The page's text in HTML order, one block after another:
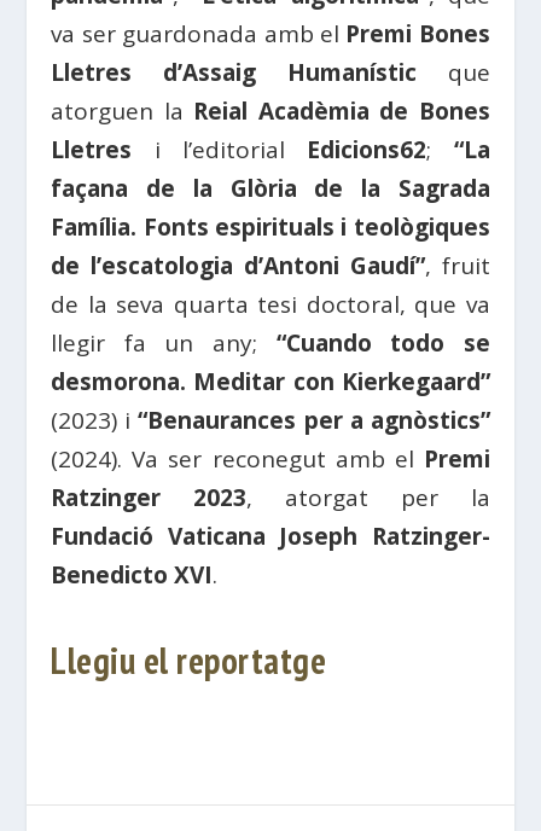
va ser guardonada amb el Premi Bones
Lletres d’Assaig Humanístic que
atorguen la Reial Acadèmia de Bones
Lletres i l’editorial Edicions62; “La
façana de la Glòria de la Sagrada
Família. Fonts espirituals i teològiques
de l’escatologia d’Antoni Gaudí”, fruit
de la seva quarta tesi doctoral, que va
llegir fa un any; “Cuando todo se
desmorona. Meditar con Kierkegaard”
(2023) i“Benaurances per a agnòstics”
(2024). Va ser reconegut amb el Premi
Ratzinger 2023, atorgat per la
Fundació Vaticana Joseph Ratzinger-
Benedicto XVI.
Llegiu el reportatge